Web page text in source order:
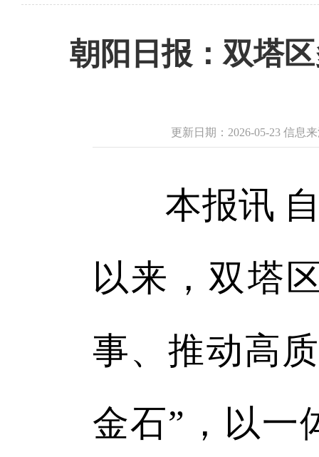
朝阳日报：双塔
更新日期：2026-05-23 信息
本报讯 自
以来，双塔
事、推动高
金石”，以一